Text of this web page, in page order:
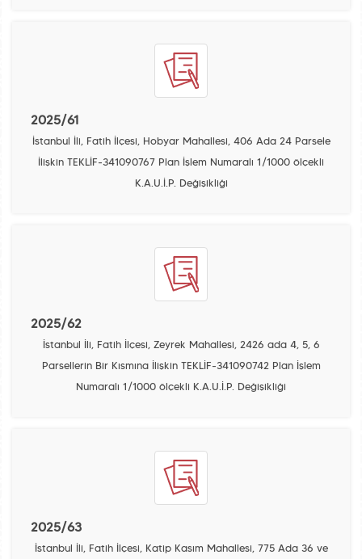
2025/61
İstanbul İli, Fatih İlçesi, Hobyar Mahallesi, 406 Ada 24 Parsele
İlişkin TEKLİF-341090767 Plan İşlem Numaralı 1/1000 ölçekli
K.A.U.İ.P. Değişikliği
2025/62
İstanbul İli, Fatih İlçesi, Zeyrek Mahallesi, 2426 ada 4, 5, 6
Parsellerin Bir Kısmına İlişkin TEKLİF-341090742 Plan İşlem
Numaralı 1/1000 ölçekli K.A.U.İ.P. Değişikliği
2025/63
İstanbul İli, Fatih İlçesi, Katip Kasım Mahallesi, 775 Ada 36 ve